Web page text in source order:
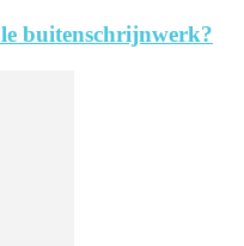
buitenschrijnwerk?